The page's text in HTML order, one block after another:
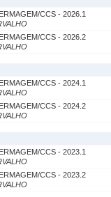
CCS - 2026.1
CCS - 2026.2
CCS - 2024.1
CCS - 2024.2
CCS - 2023.1
CCS - 2023.2